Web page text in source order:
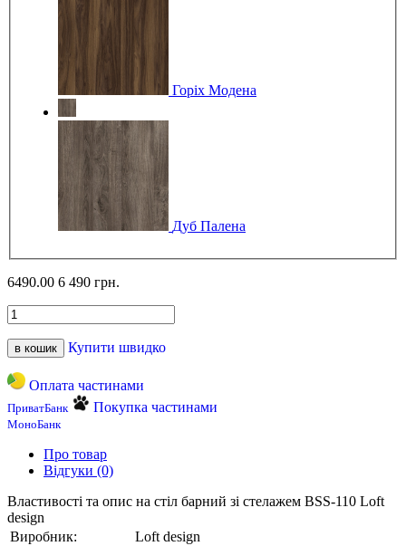
Горіх Модена
Дуб Палена
6490.00 6 490 грн.
в кошик Купити швидко
Оплата частинами
ПриватБанк Покупка частинами
МоноБанк
Про товар
Відгуки (0)
Властивості та опис на стіл барний зі стелажем BSS-110 Loft
design
Виробник:
Loft design